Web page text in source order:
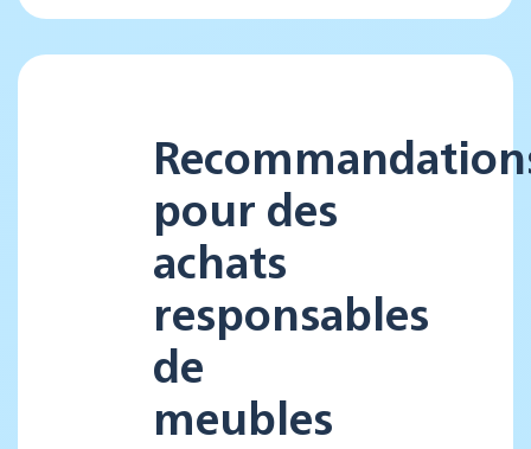
pour des
achats
responsables
de
meubles